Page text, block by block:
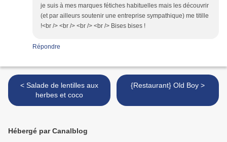
je suis à mes marques fétiches habituelles mais les découvrir
(et par ailleurs soutenir une entreprise sympathique) me titille
!<br /> <br /> <br /> <br /> Bises bises !
Répondre
< Salade de lentilles aux
herbes et coco
{Restaurant} Old Boy >
Hébergé par Canalblog